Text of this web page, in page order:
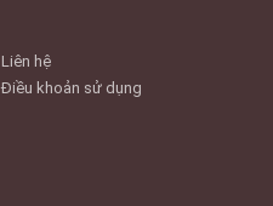
Liên hệ
Điều khoản sử dụng